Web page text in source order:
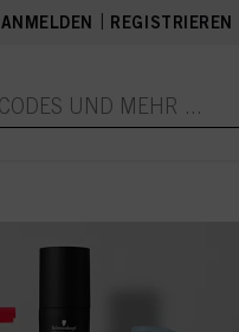
ANMELDEN REGISTRIEREN